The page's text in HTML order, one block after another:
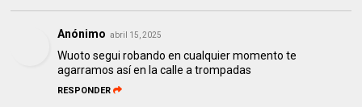
Anónimo abril 15, 2025
Wuoto segui robando en cualquier momento te
agarramos así en la calle a trompadas
RESPONDER